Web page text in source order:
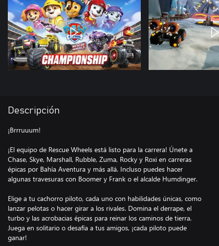
Descripción
¡Brrruuum!
¡El equipo de Rescue Wheels está listo para la carrera! Únete a
Chase, Skye, Marshall, Rubble, Zuma, Rocky y Roxi en carreras
épicas por Bahía Aventura y más allá. Incluso puedes hacer
algunas travesuras con Boomer y Frank o el alcalde Humdinger.
Elige a tu cachorro piloto, cada uno con habilidades únicas, como
lanzar pelotas o hacer girar a los rivales. Domina el derrape, el
turbo y las acrobacias épicas para reinar los caminos de tierra.
Juega en solitario o desafía a tus amigos, ¡cada piloto puede
ganar!